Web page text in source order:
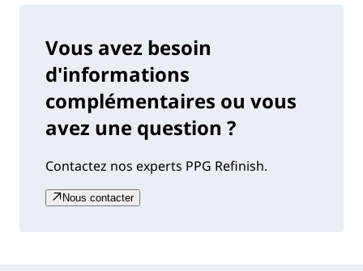
Vous avez besoin
d'informations
complémentaires ou vous
avez une question ?
Contactez nos experts PPG Refinish.
Nous contacter